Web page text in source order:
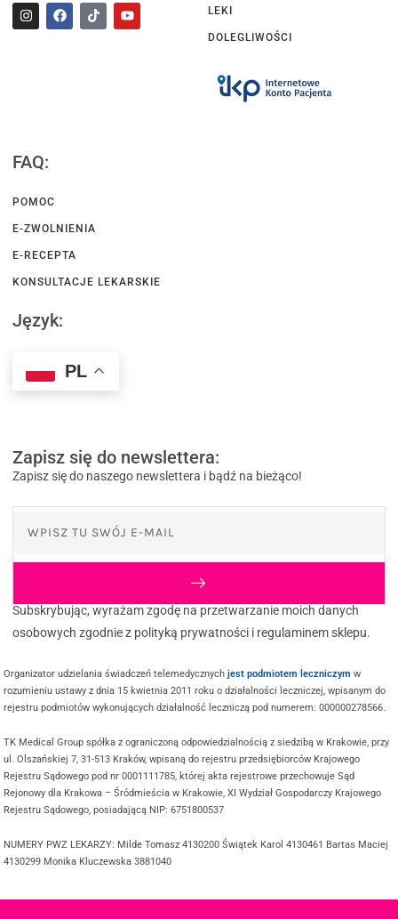
LEKI
DOLEGLIWOŚCI
FAQ:
POMOC
E-ZWOLNIENIA
E-RECEPTA
KONSULTACJE LEKARSKIE
Język:
PL
Zapisz się do newslettera:
Zapisz się do naszego newslettera i bądź na bieżąco!
Subskrybując, wyrażam zgodę na przetwarzanie moich danych
osobowych zgodnie z polityką prywatności i regulaminem sklepu.
Organizator udzielania świadczeń telemedycznychjest podmiotem leczniczym w
rozumieniu ustawy z dnia 15 kwietnia 2011 roku o działalności leczniczej, wpisanym do
rejestru podmiotów wykonujących działalność leczniczą pod numerem: 000000278566.
TK Medical Group spółka z ograniczoną odpowiedzialnością z siedzibą w Krakowie, przy
ul. Olszańskiej 7, 31-513 Kraków, wpisaną do rejestru przedsiębiorców Krajowego
Rejestru Sądowego pod nr 0001111785, której akta rejestrowe przechowuje Sąd
Rejonowy dla Krakowa – Śródmieścia w Krakowie, XI Wydział Gospodarczy Krajowego
Rejestru Sądowego, posiadającą NIP: 6751800537
NUMERY PWZ LEKARZY: Milde Tomasz 4130200 Świątek Karol 4130461 Bartas Maciej
4130299 Monika Kluczewska 3881040